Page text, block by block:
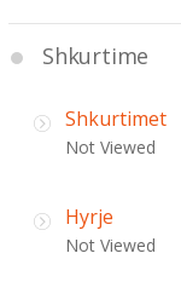
Shkurtime
Shkurtimet
Not Viewed
Hyrje
Not Viewed